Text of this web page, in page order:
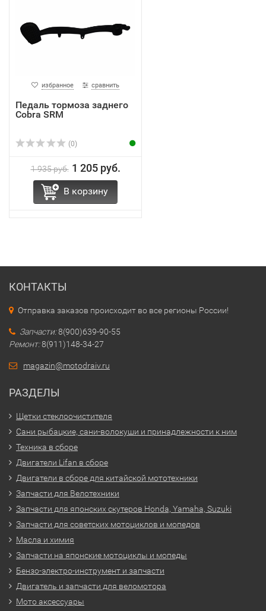
избранное сравнить
Педаль тормоза заднего
Cobra SRM
(0)
1 935 руб. 1 205 руб.
В корзину
КОНТАКТЫ
Отправка заказов происходит во все регионы России!
Запчасти:8(900)639-90-55
Ремонт:8(911)148-34-27
magazin@motodraiv.ru
РАЗДЕЛЫ
Щетки стеклоочистителя
Сани рыбацкие, сани-волокуши и принадлежности к ним
Техника в сборе
Двигатели Lifan в сборе
Двигатели в сборе для китайской мототехники
Запчасти для Велотехники
Запчасти для японских скутеров Honda, Yamaha, Suzuki
Запчасти для советских мотоциклов и мопедов
Масла и химия
Запчасти на японские мотоциклы и мопеды
Бензо-электро-инструмент и запчасти
Двигатель и запчасти для веломотора
Мото аксессуары